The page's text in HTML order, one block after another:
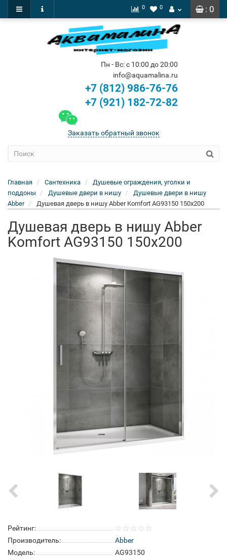
: 0
0 0
Пн - Вс: с 10:00 до 20:00
info@aquamalina.ru
+7 (812) 986-76-76
+7 (921) 182-72-82
Заказать обратный звонок
Главная Сантехника
Душевые ограждения, уголки и
поддоны
Душевые двери в нишу
Душевые двери в нишу
Abber
Душевая дверь в нишу Abber Komfort AG93150 150x200
Душевая дверь в нишу Abber
Komfort AG93150 150x200
Рейтинг:
Производитель:
Abber
Модель:
AG93150